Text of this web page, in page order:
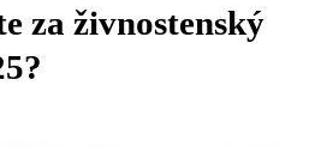
za živnostenský